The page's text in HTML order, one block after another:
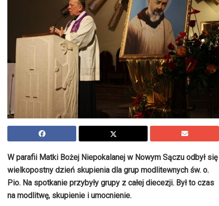
W parafii Matki Bożej Niepokalanej w Nowym Sączu odbył się
wielkopostny dzień skupienia dla grup modlitewnych św. o.
Pio. Na spotkanie przybyły grupy z całej diecezji. Był to czas
na modlitwę, skupienie i umocnienie.